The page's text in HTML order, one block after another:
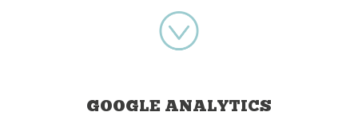
GOOGLE ANALYTICS